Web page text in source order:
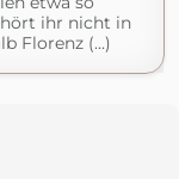
ihr nicht in
Florenz (...)